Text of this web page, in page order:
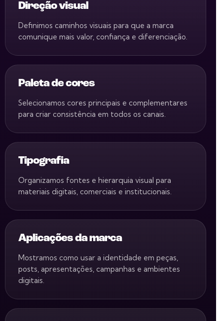
Direção visual
Definimos caminhos visuais para que a marca
comunique mais valor, confiança e diferenciação.
Paleta de cores
Selecionamos cores principais e complementares
para criar consistência em todos os canais.
Tipografia
Organizamos fontes e hierarquia visual para
materiais digitais, comerciais e institucionais.
Aplicações da marca
Mostramos como usar a identidade em peças,
posts, apresentações, campanhas e ambientes
digitais.